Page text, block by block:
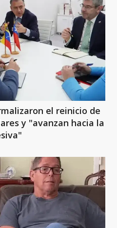
el reinicio de
y "avanzan hacia la